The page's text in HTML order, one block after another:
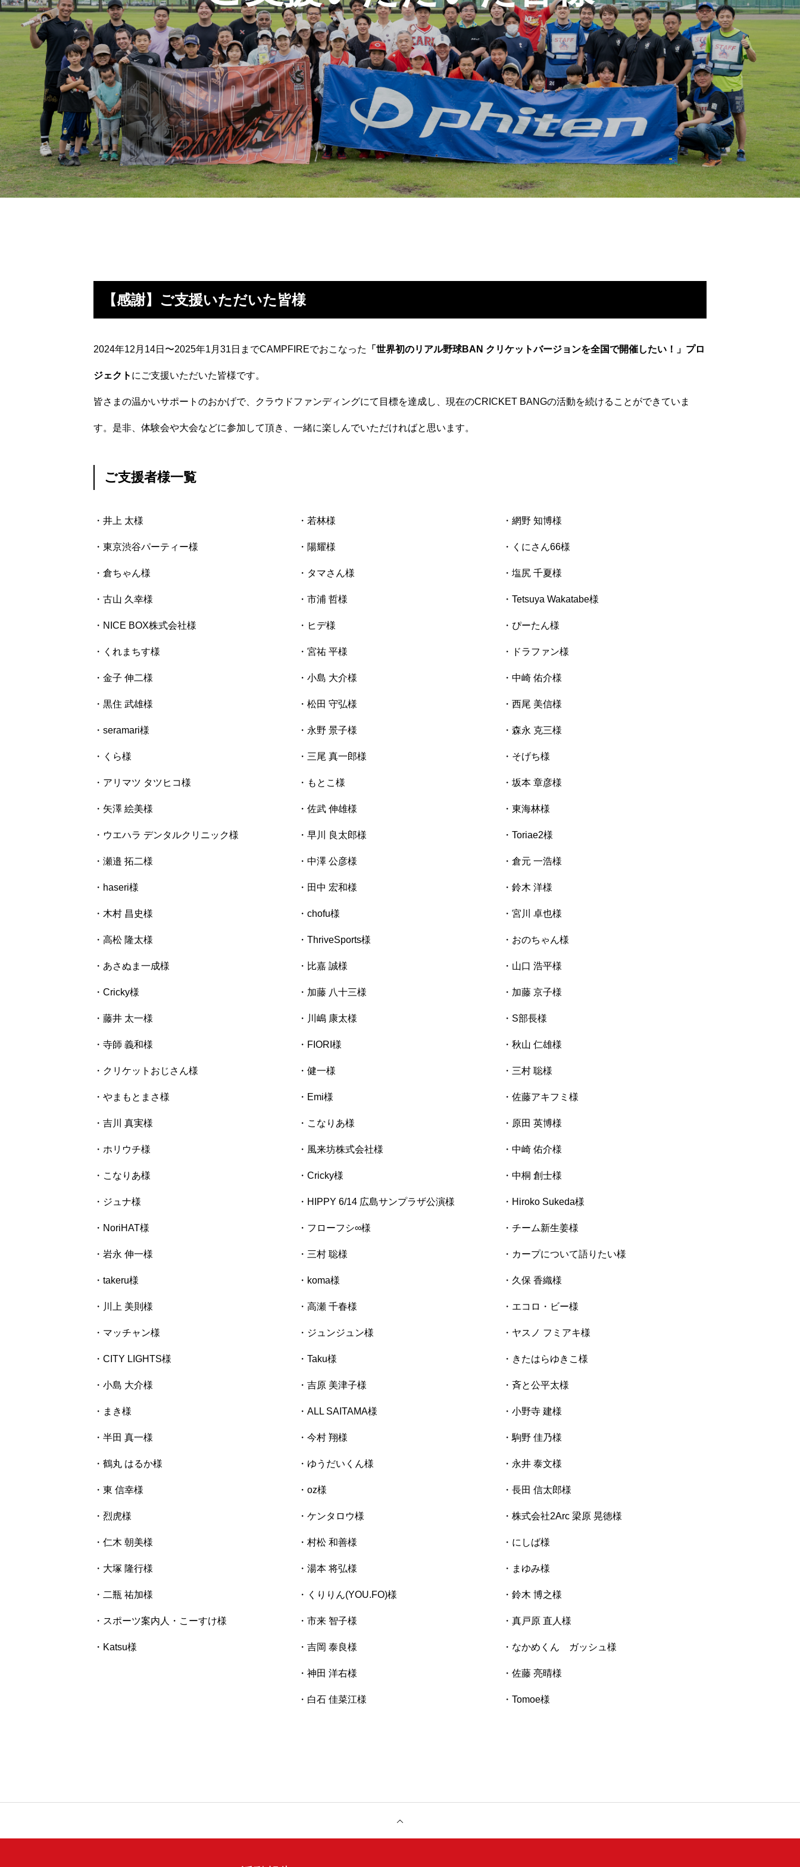
イベント情報
ご支援いただいた皆様
運営事務局
お問い合わせ
【感謝】ご支援いただいた皆様
2024年12月14日〜2025年1月31日までCAMPFIREでおこなった 「世界初のリアル野球BAN クリケットバージョンを全国で開催したい！」プロ
ジェクト にご支援いただいた皆様です。
皆さまの温かいサポートのおかげで、クラウドファンディングにて目標を達成し、現在のCRICKET BANGの活動を続けることができていま
す。是非、体験会や大会などに参加して頂き、一緒に楽しんでいただければと思います。
ご支援者様一覧
・井上 太様
・東京渋谷パーティー様
・倉ちゃん様
・古山 久幸様
・NICE BOX株式会社様
・くれまちす様
・金子 伸二様
・黒住 武雄様
・seramari様
・くら様
・アリマツ タツヒコ様
・矢澤 絵美様
・ウエハラ デンタルクリニック様
・瀬邉 拓二様
・haseri様
・木村 昌史様
・高松 隆太様
・あさぬま一成様
・Cricky様
・藤井 太一様
・寺師 義和様
・クリケットおじさん様
・やまもとまさ様
・吉川 真実様
・ホリウチ様
・こなりあ様
・ジュナ様
・NoriHAT様
・岩永 伸一様
・takeru様
・川上 美則様
・マッチャン様
・CITY LIGHTS様
・小島 大介様
・まき様
・半田 真一様
・鶴丸 はるか様
・東 信幸様
・烈虎様
・仁木 朝美様
・大塚 隆行様
・二瓶 祐加様
・スポーツ案内人・こーすけ様
・Katsu様
・若林様
・陽耀様
・タマさん様
・市浦 哲様
・ヒデ様
・宮祐 平様
・小島 大介様
・松田 守弘様
・永野 景子様
・三尾 真一郎様
・もとこ様
・佐武 伸雄様
・早川 良太郎様
・中澤 公彦様
・田中 宏和様
・chofu様
・ThriveSports様
・比嘉 誠様
・加藤 八十三様
・川嶋 康太様
・FIORI様
・健一様
・Emi様
・こなりあ様
・風来坊株式会社様
・Cricky様
・HIPPY 6/14 広島サンプラザ公演様
・フローフシ∞様
・三村 聡様
・koma様
・高瀬 千春様
・ジュンジュン様
・Taku様
・吉原 美津子様
・ALL SAITAMA様
・今村 翔様
・ゆうだいくん様
・oz様
・ケンタロウ様
・村松 和善様
・湯本 将弘様
・くりりん(YOU.FO)様
・市来 智子様
・吉岡 泰良様
・神田 洋右様
・白石 佳菜江様
・網野 知博様
・くにさん66様
・塩尻 千夏様
・Tetsuya Wakatabe様
・ぴーたん様
・ドラファン様
・中崎 佑介様
・西尾 美信様
・森永 克三様
・そげち様
・坂本 章彦様
・東海林様
・Toriae2様
・倉元 一浩様
・鈴木 洋様
・宮川 卓也様
・おのちゃん様
・山口 浩平様
・加藤 京子様
・S部長様
・秋山 仁雄様
・三村 聡様
・佐藤アキフミ様
・原田 英博様
・中崎 佑介様
・中桐 創士様
・Hiroko Sukeda様
・チーム新生姜様
・カープについて語りたい様
・久保 香織様
・エコロ・ビー様
・ヤスノ フミアキ様
・きたはらゆきこ様
・斉と公平太様
・小野寺 建様
・駒野 佳乃様
・永井 泰文様
・長田 信太郎様
・株式会社2Arc 梁原 晃徳様
・にしば様
・まゆみ様
・鈴木 博之様
・真戸原 直人様
・なかめくん ガッシュ様
・佐藤 亮晴様
・Tomoe様